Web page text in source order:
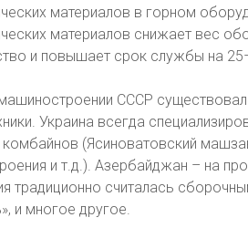
материалов в горном
материалов снижает вес
и повышает срок службы на
СССР
Украина всегда
(Ясиноватовский
и т.д.). Азербайджан – на
традиционно считалась
и многое другое.